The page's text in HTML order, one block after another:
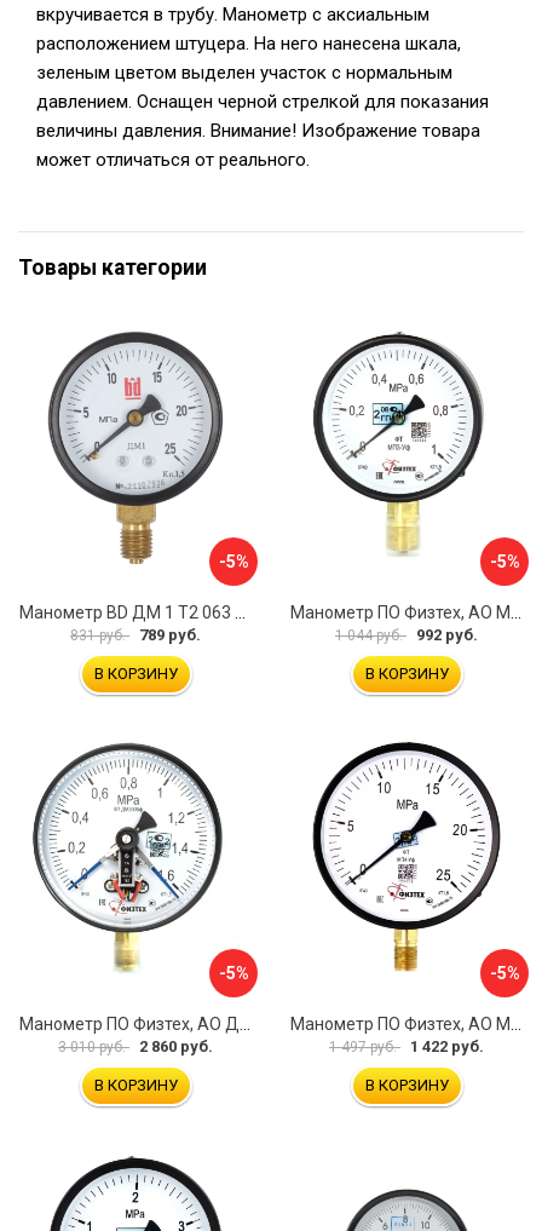
вкручивается в трубу. Манометр с аксиальным
расположением штуцера. На него нанесена шкала,
зеленым цветом выделен участок с нормальным
давлением. Оснащен черной стрелкой для показания
величины давления. Внимание! Изображение товара
может отличаться от реального.
Товары категории
-5%
831 руб. 789 руб.
В КОРЗИНУ
-5%
1 044 руб. 992 руб.
В КОРЗИНУ
-5%
Манометр ПО Физтех, АО ДМ2005ф 4687205178077
3 010 руб. 2 860 руб.
В КОРЗИНУ
-5%
Манометр ПО Физтех, АО МП4-Уф 4687205178602
1 497 руб. 1 422 руб.
В КОРЗИНУ